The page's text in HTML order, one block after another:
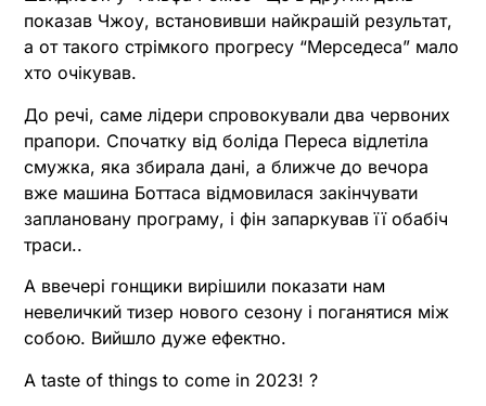
показав Чжоу, встановивши найкрашій результат,
а от такого стрімкого прогресу “Мерседеса” мало
хто очікував.
До речі, саме лідери спровокували два червоних
прапори. Спочатку від боліда Переса відлетіла
смужка, яка збирала дані, а ближче до вечора
вже машина Боттаса відмовилася закінчувати
заплановану програму, і фін запаркував її обабіч
траси..
А ввечері гонщики вирішили показати нам
невеличкий тизер нового сезону і поганятися між
собою. Вийшло дуже ефектно.
A taste of things to come in 2023! ?